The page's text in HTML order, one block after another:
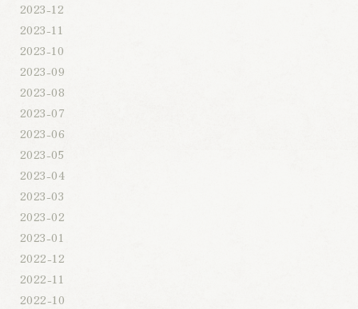
2023-12
2023-11
2023-10
2023-09
2023-08
2023-07
2023-06
2023-05
2023-04
2023-03
2023-02
2023-01
2022-12
2022-11
2022-10